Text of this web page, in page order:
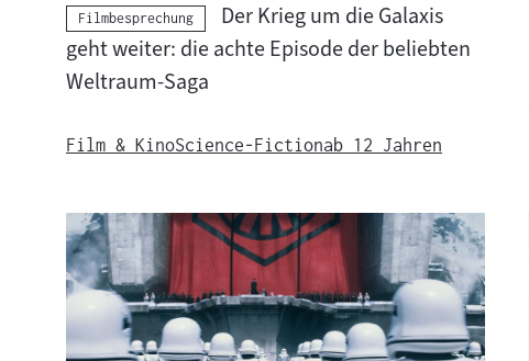
Kategorie:
Filmbesprechung
Der Krieg um die Galaxis
geht weiter: die achte Episode der beliebten
Weltraum-Saga
Film & KinoScience-Fictionab 12 Jahren